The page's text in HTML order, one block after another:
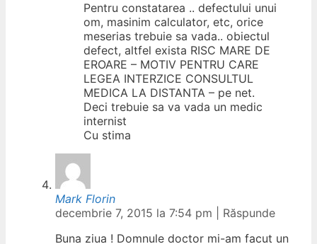
Pentru constatarea .. defectului unui
om, masinim calculator, etc, orice
meserias trebuie sa vada.. obiectul
defect, altfel exista RISC MARE DE
EROARE – MOTIV PENTRU CARE
LEGEA INTERZICE CONSULTUL
MEDICA LA DISTANTA – pe net.
Deci trebuie sa va vada un medic
internist
Cu stima
Mark Florin
decembrie 7, 2015 la 7:54 pm
Răspunde
Buna ziua ! Domnule doctor mi-am facut un